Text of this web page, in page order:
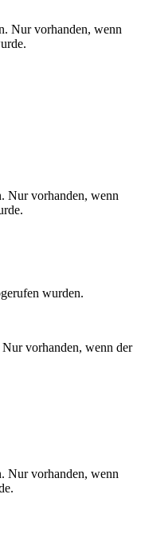
Nur vorhanden, wenn
Nur vorhanden, wenn
wurden.
vorhanden, wenn der
Nur vorhanden, wenn